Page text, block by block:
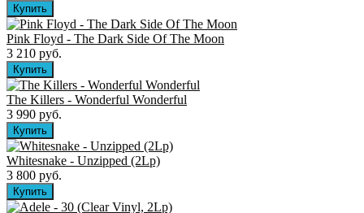
Pink Floyd - The Dark Side Of The Moon
3 210 руб.
The Killers ‎- Wonderful Wonderful
3 990 руб.
Whitesnake - Unzipped (2Lp)
3 800 руб.